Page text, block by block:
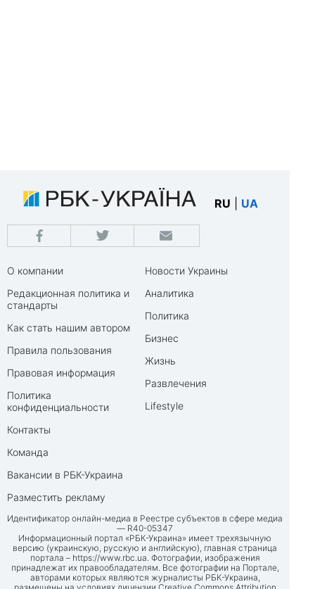
RU UA
О компании
Редакционная политика и
стандарты
Как стать нашим автором
Правила пользования
Правовая информация
Политика
конфиденциальности
Контакты
Команда
Вакансии в РБК-Украина
Разместить рекламу
Новости Украины
Аналитика
Политика
Бизнес
Жизнь
Развлечения
Lifestyle
Идентификатор онлайн-медиа в Реестре субъектов в сфере медиа
— R40-05347
Информационный портал «РБК-Украина» имеет трехязычную
версию (украинскую, русскую и английскую), главная страница
портала – https://www.rbc.ua . Фотографии, изображения
принадлежат их правообладателям. Все фотографии на Портале,
авторами которых являются журналисты РБК-Украина,